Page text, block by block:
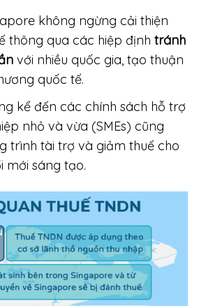
không ngừng cải thiện
thông qua các hiệp địnhtránh
với nhiều quốc gia, tạo thuận
quốc tế.
kể đến các chính sách hỗ trợ
nhỏ và vừa (SMEs) cũng
trình tài trợ và giảm thuế cho
mới sáng tạo.